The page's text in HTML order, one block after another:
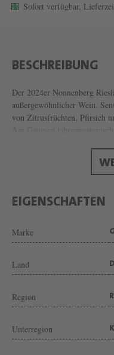
Sofort verfügbar,
BESCHREIBUNG
Der 2024er Nonnenberg
außergewöhnlicher Wein.
von Zitrusfrüchten, Pfirsich
Am Gaumen
beschwingter Leichtigkeit
EIGENSCHAFTEN
Marke
Land
Region
Unterregion